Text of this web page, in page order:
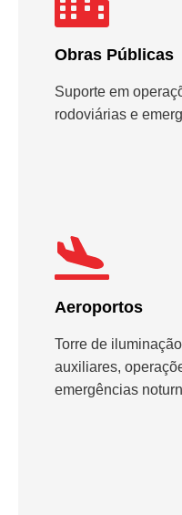
Obras Públicas
Suporte em
rodoviárias e
Aeroportos
Torre de
auxiliares,
emergências